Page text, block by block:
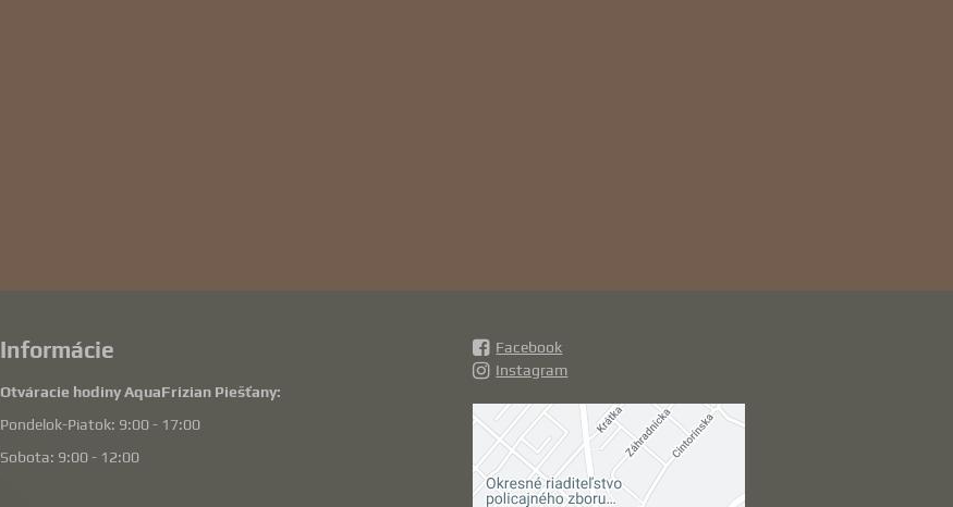
Informácie
Otváracie hodiny AquaFrizian Piešťany:
Pondelok-Piatok: 9:00 - 17:00
Sobota: 9:00 - 12:00
Facebook
Instagram
Externý obsah je
blokovaný Voľbami